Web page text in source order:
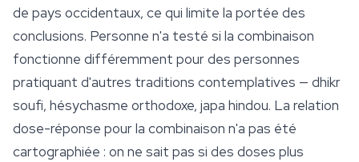
de pays occidentaux, ce qui limite la portée des
conclusions. Personne n'a testé si la combinaison
fonctionne différemment pour des personnes
pratiquant d'autres traditions contemplatives — dhikr
soufi, hésychasme orthodoxe, japa hindou. La relation
dose-réponse pour la combinaison n'a pas été
cartographiée : on ne sait pas si des doses plus